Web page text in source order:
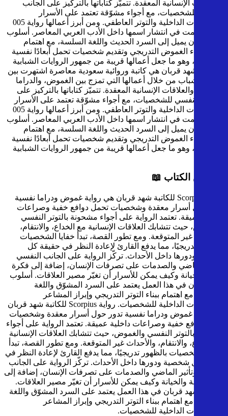
والعلاقات الإنسانية المعقدة. تتميّز كتاباتها بالتركيز على الجانب
النفسي للشخصيات، مع أجواء مشوّقة تعتمد على الأسرار
والصراعات الداخلية والتوتر العاطفي. ومن أبرز أعمالها رواية 005
التي ساهمت في انتشار اسمها داخل الأدب العربي المعاصر. أسلوب
شهد قربان يميل إلى السرد الحديث واللغة السلسة، مع اهتمام
واضح ببناء الغموض التدريجي وتقديم شخصيات تحمل أبعادًا نفسية
وعاطفية، وهو ما جعل أعمالها قريبة من جمهور الروايات الشبابية
شهد قربان هي كاتبة وروائية سعودية معاصرة اشتهرت بين
القرّاء الشباب من خلال أعمالها التي تمزج بين الغموض، والدراما
النفسية، والعلاقات الإنسانية المعقدة. تتميّز كتاباتها بالتركيز على
الجانب النفسي للشخصيات، مع أجواء مشوّقة تعتمد على الأسرار
والصراعات الداخلية والتوتر العاطفي. ومن أبرز أعمالها رواية 005
التي ساهمت في انتشار اسمها داخل الأدب العربي المعاصر. أسلوب
شهد قربان يميل إلى السرد الحديث واللغة السلسة، مع اهتمام
واضح ببناء الغموض التدريجي وتقديم شخصيات تحمل أبعادًا نفسية
وعاطفية، وهو ما جعل أعمالها قريبة من جمهور الروايات الشبابية
نبذة عن الكتاب 📖
رواية Scorpius للكاتبة شهد قربان هي رواية غموض ودراما نفسية
تدور حول أسرار معقدة وشخصيات تحمل دوافع خفية وصراعات
داخلية عميقة. تعتمد الرواية على أجواء مشحونة بالتوتر النفسي
والغموض، حيث تتشابك العلاقات الإنسانية مع الخداع، والانتقام،
والأحداث غير المتوقعة. ومع تطور القصة، تبدأ خفايا الشخصيات
بالظهور تدريجيًا، مما يدفع القارئ لإعادة النظر في حقيقة كل
شخصية ودورها داخل الأحداث. تركّز الرواية على الجانب النفسي
وتأثير الماضي والصدمات على تصرفات الإنسان، إضافة إلى فكرة
الثقة والخيانة وكيف يمكن للأسرار أن تغيّر مصير العلاقات. أسلوب
شهد قربان في هذا العمل يعتمد على السرد المشوّق واللغة
السلسة، مع اهتمام ببناء التوتر التدريجي وإبراز المشاعر
والصراعات الداخلية للشخصيات.
رواية Scorpius للكاتبة شهد قربان
هي رواية غموض ودراما نفسية تدور حول أسرار معقدة وشخصيات
تحمل دوافع خفية وصراعات داخلية عميقة. تعتمد الرواية على أجواء
مشحونة بالتوتر النفسي والغموض، حيث تتشابك العلاقات الإنسانية
مع الخداع، والانتقام، والأحداث غير المتوقعة. ومع تطور القصة، تبدأ
خفايا الشخصيات بالظهور تدريجيًا، مما يدفع القارئ لإعادة النظر في
حقيقة كل شخصية ودورها داخل الأحداث. تركّز الرواية على الجانب
النفسي وتأثير الماضي والصدمات على تصرفات الإنسان، إضافة إلى
فكرة الثقة والخيانة وكيف يمكن للأسرار أن تغيّر مصير العلاقات.
أسلوب شهد قربان في هذا العمل يعتمد على السرد المشوّق واللغة
السلسة، مع اهتمام ببناء التوتر التدريجي وإبراز المشاعر
والصراعات الداخلية للشخصيات.